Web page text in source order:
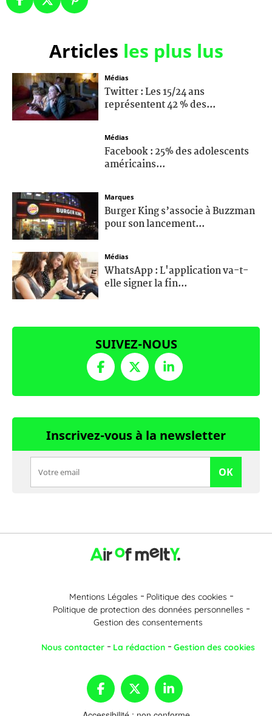
Articles les plus lus
Médias
Twitter : Les 15/24 ans
représentent 42 % des...
Médias
Facebook : 25% des adolescents
américains...
Marques
Burger King s’associe à Buzzman
pour son lancement...
Médias
WhatsApp : L'application va-t-
elle signer la fin...
SUIVEZ-NOUS
Inscrivez-vous à la newsletter
OK
Mentions Légales
Politique des cookies
Politique de protection des données personnelles
Gestion des consentements
Nous contacter La rédaction Gestion des cookies